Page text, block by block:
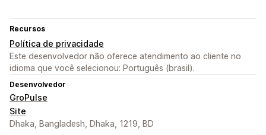
Recursos
Política de privacidade
Este desenvolvedor não oferece atendimento ao cliente no
idioma que você selecionou: Português (brasil).
Desenvolvedor
GroPulse
Site
Dhaka, Bangladesh, Dhaka, 1219, BD